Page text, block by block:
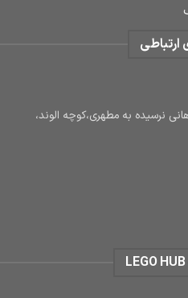
نرسیده به مطهری،کوچه الوند،